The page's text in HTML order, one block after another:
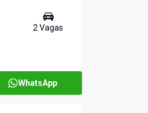
2Vagas
WhatsApp